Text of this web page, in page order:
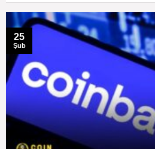
25
Şub